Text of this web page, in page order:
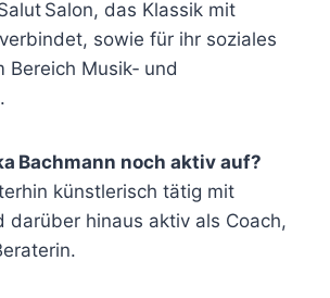
Salon, das Klassik mit
sowie für ihr soziales
Bereich Musik‑ und
Bachmann noch aktiv auf?
künstlerisch tätig mit
darüber hinaus aktiv als Coach,